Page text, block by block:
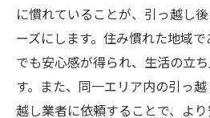
に慣れていることが、引っ越し
ーズにします。住み慣れた地域
でも安心感が得られ、生活の立
す。また、同一エリア内の引っ
越し業者に依頼することで、よ